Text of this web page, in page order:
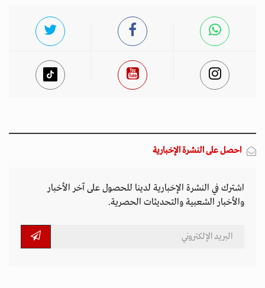
احصل على النشرة الإخبارية
اشترك في النشرة الإخبارية لدينا للحصول على آخر الأخبار
والأخبار الشعبية والتحديثات الحصرية.